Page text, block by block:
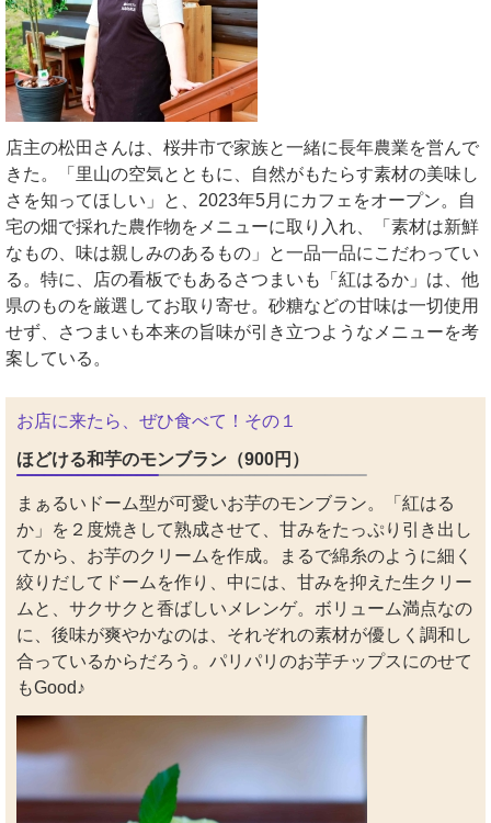
店主の松田さんは、桜井市で家族と一緒に長年農業を営んで
きた。「里山の空気とともに、自然がもたらす素材の美味し
さを知ってほしい」と、2023年5月にカフェをオープン。自
宅の畑で採れた農作物をメニューに取り入れ、「素材は新鮮
なもの、味は親しみのあるもの」と一品一品にこだわってい
る。特に、店の看板でもあるさつまいも「紅はるか」は、他
県のものを厳選してお取り寄せ。砂糖などの甘味は一切使用
せず、さつまいも本来の旨味が引き立つようなメニューを考
案している。
お店に来たら、ぜひ食べて！その１
ほどける和芋のモンブラン（900円）
まぁるいドーム型が可愛いお芋のモンブラン。「紅はる
か」を２度焼きして熟成させて、甘みをたっぷり引き出し
てから、お芋のクリームを作成。まるで綿糸のように細く
絞りだしてドームを作り、中には、甘みを抑えた生クリー
ムと、サクサクと香ばしいメレンゲ。ボリューム満点なの
に、後味が爽やかなのは、それぞれの素材が優しく調和し
合っているからだろう。パリパリのお芋チップスにのせて
もGood♪